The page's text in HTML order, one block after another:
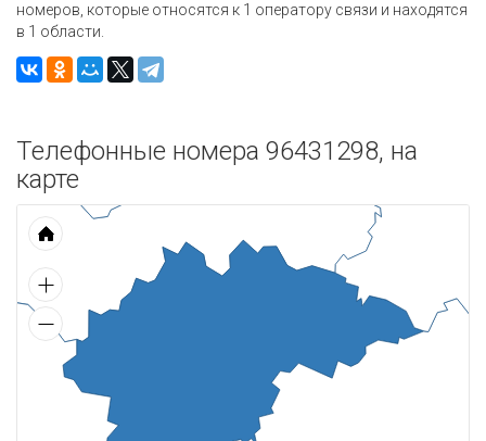
номеров, которые относятся к 1 оператору связи и находятся
в 1 области.
Телефонные номера 96431298, на
карте